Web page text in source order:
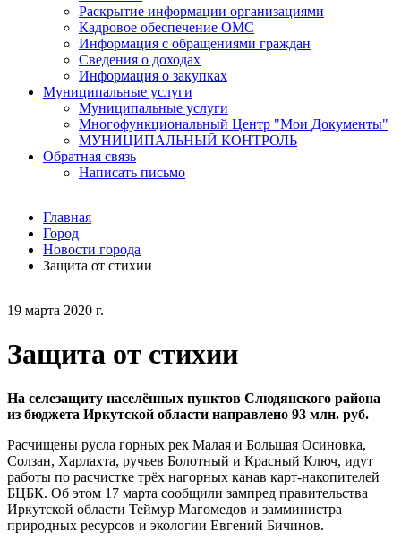
19 марта 2020 г.
Защита от стихии
На селезащиту населённых пунктов Слюдянского района
из бюджета Иркутской области направлено 93 млн. руб.
Расчищены русла горных рек Малая и Большая Осиновка,
Солзан, Харлахта, ручьев Болотный и Красный Ключ, идут
работы по расчистке трёх нагорных канав карт-накопителей
БЦБК. Об этом 17 марта сообщили зампред правительства
Иркутской области Теймур Магомедов и замминистра
природных ресурсов и экологии Евгений Бичинов.
Раскрытие информации организациями
Кадровое обеспечение ОМС
Информация с обращениями граждан
Сведения о доходах
Информация о закупках
Муниципальные услуги
Муниципальные услуги
Многофункциональный Центр "Мои Документы"
МУНИЦИПАЛЬНЫЙ КОНТРОЛЬ
Обратная связь
Написать письмо
Главная
Город
Новости города
Защита от стихии